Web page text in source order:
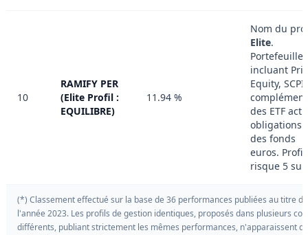
10
RAMIFY PER
(Elite Profil :
EQUILIBRE)
11.94 %
Nom du
Elite.
Portefeuille
incluant
Equity,
complément
des ETF
obligations
des fonds
euros. Profil
risque 5 sur
(*) Classement effectué sur la base de 36 performances publiées au titre de
l'année 2023. Les profils de gestion identiques, proposés dans plusieurs
différents, publiant strictement les mêmes performances, n'apparaissent